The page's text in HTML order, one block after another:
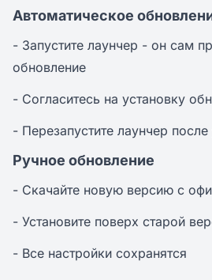
Автоматическое
- Запустите лаунчер - он сам
обновление
- Согласитесь на установку
- Перезапустите лаунчер после
Ручное обновление
- Скачайте новую версию с
- Установите поверх старой
- Все настройки сохранятся